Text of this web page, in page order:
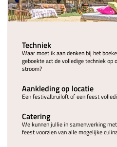
Techniek
Waar moet ik aan denken bij het
geboekte act de volledige techniek op
stroom?
Aankleding op locatie
Een festivalbruiloft of een feest
Catering
We kunnen jullie in samenwerking
feest voorzien van alle mogelijke